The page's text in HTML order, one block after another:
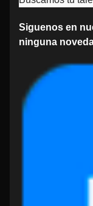
Siguenos en
ninguna